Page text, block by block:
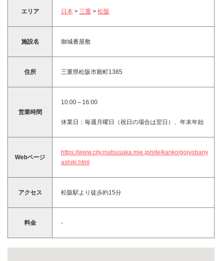
エリア 日本 > 三重 > 松阪
施設名 御城番屋敷
住所 三重県松阪市殿町1385
営業時間
10:00～16:00
休業日：毎週月曜日（祝日の場合は翌日）、年末年始
Webページ
https://www.city.matsusaka.mie.jp/site/kanko/gojyobany
ashiki.html
アクセス 松阪駅より徒歩約15分
料金 -